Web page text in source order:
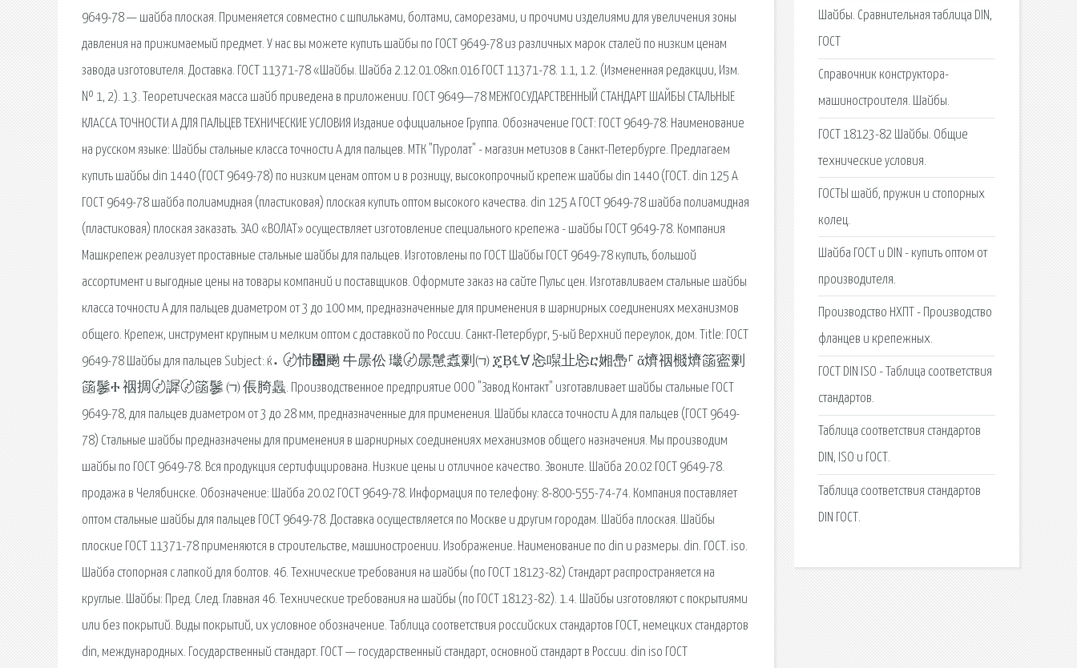
9649-78 — шайба плоская. Применяется совместно с шпильками, болтами, саморезами, и прочими изделиями для увеличения зоны
давления на прижимаемый предмет. У нас вы можете купить шайбы по ГОСТ 9649-78 из различных марок сталей по низким ценам
завода изготовителя. Доставка. ГОСТ 11371-78 «Шайбы. Шайба 2.12.01.08кп.016 ГОСТ 11371-78. 1.1, 1.2. (Измененная редакции, Изм.
№ 1, 2). 1.3. Теоретическая масса шайб приведена в приложении. ГОСТ 9649—78 МЕЖГОСУДАРСТВЕННЫЙ СТАНДАРТ ШАЙБЫ СТАЛЬНЫЕ
КЛАССА ТОЧНОСТИ А ДЛЯ ПАЛЬЦЕВ ТЕХНИЧЕСКИЕ УСЛОВИЯ Издание официальное Группа. Обозначение ГОСТ: ГОСТ 9649-78: Наименование
на русском языке: Шайбы стальные класса точности А для пальцев. МТК "Пуролат" - магазин метизов в Санкт-Петербурге. Предлагаем
купить шайбы din 1440 (ГОСТ 9649-78) по низким ценам оптом и в розницу, высокопрочный крепеж шайбы din 1440 (ГОСТ. din 125 А
ГОСТ 9649-78 шайба полиамидная (пластиковая) плоская купить оптом высокого качества. din 125 А ГОСТ 9649-78 шайба полиамидная
(пластиковая) плоская заказать. ЗАО «ВОЛАТ» осуществляет изготовление специального крепежа - шайбы ГОСТ 9649-78. Компания
Машкрепеж реализует проставные стальные шайбы для пальцев. Изготовлены по ГОСТ Шайбы ГОСТ 9649-78 купить, большой
ассортимент и выгодные цены на товары компаний и поставщиков. Оформите заказ на сайте Пульс цен. Изготавливаем стальные шайбы
класса точности А для пальцев диаметром от 3 до 100 мм, предназначенные для применения в шарнирных соединениях механизмов
общего. Крепеж, инструмент крупным и мелким оптом с доставкой по России. Санкт-Петербург, 5-ый Верхний переулок, дом. Title: ГОСТ
9649-78 Шайбы для пальцев Subject: ќ⠄〄㤄㄄䬀 㐄㬄伀 㼄〄㬄䰄䘄㔄㈀ ጄḄ℄∀ 㤀㘀㐀㤀ⴀ㜀㠀⸀ ἄ㸄䄄㰄㸄䈄䀄㔄
䈄䰀Ⰰ 䄄㨄〄䜄〄䈄䰀 ㈀ 倀䐀䘀. Производственное предприятие ООО "Завод Контакт" изготавливает шайбы стальные ГОСТ
9649-78, для пальцев диаметром от 3 до 28 мм, предназначенные для применения. Шайбы класса точности А для пальцев (ГОСТ 9649-
78) Стальные шайбы предназначены для применения в шарнирных соединениях механизмов общего назначения. Мы производим
шайбы по ГОСТ 9649-78. Вся продукция сертифицирована. Низкие цены и отличное качество. Звоните. Шайба 20.02 ГОСТ 9649-78.
продажа в Челябинске. Обозначение: Шайба 20.02 ГОСТ 9649-78. Информация по телефону: 8-800-555-74-74. Компания поставляет
оптом стальные шайбы для пальцев ГОСТ 9649-78. Доставка осуществляется по Москве и другим городам. Шайба плоская. Шайбы
плоские ГОСТ 11371-78 применяются в строительстве, машиностроении. Изображение. Наименование по din и размеры. din. ГОСТ. iso.
Шайба стопорная с лапкой для болтов. 46. Технические требования на шайбы (по ГОСТ 18123-82) Стандарт распространяется на
круглые. Шайбы: Пред. След. Главная 46. Технические требования на шайбы (по ГОСТ 18123-82). 1.4. Шайбы изготовляют с покрытиями
или без покрытий. Виды покрытий, их условное обозначение. Таблица соответствия российских стандартов ГОСТ, немецких стандартов
din, международных. Государственный стандарт. ГОСТ — государственный стандарт, основной стандарт в России. din iso ГОСТ
Шайбы. Сравнительная таблица DIN,
ГОСТ
Справочник конструктора-
машиностроителя. Шайбы.
ГОСТ 18123-82 Шайбы. Общие
технические условия.
ГОСТЫ шайб, пружин и стопорных
колец.
Шайба ГОСТ и DIN - купить оптом от
производителя.
Производство НХПТ - Производство
фланцев и крепежных.
ГОСТ DIN ISO - Таблица соответствия
стандартов.
Таблица соответствия стандартов
DIN, ISO и ГОСТ.
Таблица соответствия стандартов
DIN ГОСТ.